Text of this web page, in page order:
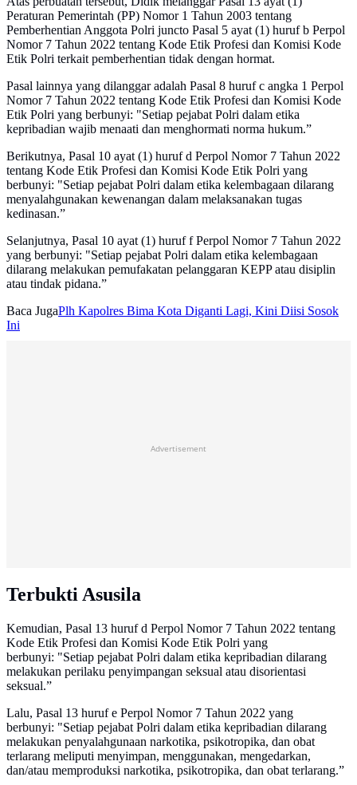
Peraturan Pemerintah (PP) Nomor 1 Tahun 2003 tentang
Pemberhentian Anggota Polri juncto Pasal 5 ayat (1) huruf b Perpol
Nomor 7 Tahun 2022 tentang Kode Etik Profesi dan Komisi Kode
Etik Polri terkait pemberhentian tidak dengan hormat.
Pasal lainnya yang dilanggar adalah Pasal 8 huruf c angka 1 Perpol
Nomor 7 Tahun 2022 tentang Kode Etik Profesi dan Komisi Kode
Etik Polri yang berbunyi: "Setiap pejabat Polri dalam etika
kepribadian wajib menaati dan menghormati norma hukum.”
Berikutnya, Pasal 10 ayat (1) huruf d Perpol Nomor 7 Tahun 2022
tentang Kode Etik Profesi dan Komisi Kode Etik Polri yang
berbunyi: "Setiap pejabat Polri dalam etika kelembagaan dilarang
menyalahgunakan kewenangan dalam melaksanakan tugas
kedinasan.”
Selanjutnya, Pasal 10 ayat (1) huruf f Perpol Nomor 7 Tahun 2022
yang berbunyi: "Setiap pejabat Polri dalam etika kelembagaan
dilarang melakukan pemufakatan pelanggaran KEPP atau disiplin
atau tindak pidana.”
Baca JugaPlh Kapolres Bima Kota Diganti Lagi, Kini Diisi Sosok
Ini
Advertisement
Terbukti Asusila
Kemudian, Pasal 13 huruf d Perpol Nomor 7 Tahun 2022 tentang
Kode Etik Profesi dan Komisi Kode Etik Polri yang
berbunyi: "Setiap pejabat Polri dalam etika kepribadian dilarang
melakukan perilaku penyimpangan seksual atau disorientasi
seksual.”
Lalu, Pasal 13 huruf e Perpol Nomor 7 Tahun 2022 yang
berbunyi: "Setiap pejabat Polri dalam etika kepribadian dilarang
melakukan penyalahgunaan narkotika, psikotropika, dan obat
terlarang meliputi menyimpan, menggunakan, mengedarkan,
dan/atau memproduksi narkotika, psikotropika, dan obat terlarang.”